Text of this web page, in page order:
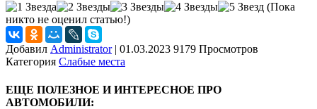
(Пока
никто не оценил статью!)
Добавил Administrator | 01.03.2023 9179 Просмотров
Категория Слабые места
ЕЩЕ ПОЛЕЗНОЕ И ИНТЕРЕСНОЕ ПРО
АВТОМОБИЛИ: